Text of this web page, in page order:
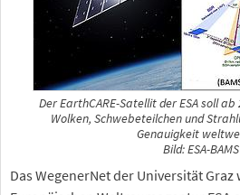
Der EarthCARE-Satellit der ESA soll
Wolken, Schwebeteilchen und
Genauigkeit
Bild: ESA-
Das WegenerNet der Universität